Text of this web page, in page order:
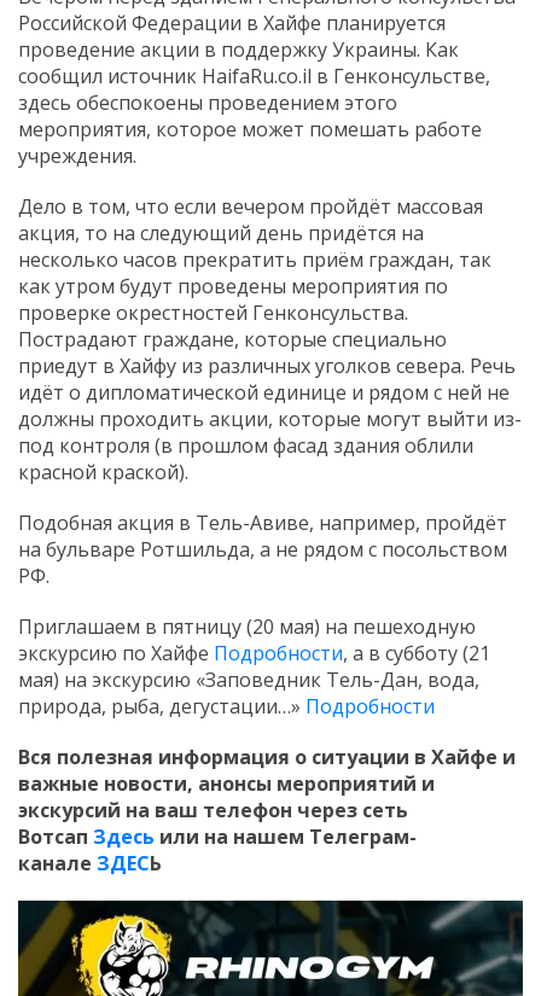
Российской Федерации в Хайфе планируется
проведение акции в поддержку Украины. Как
сообщил источник HaifaRu.co.il в Генконсульстве,
здесь обеспокоены проведением этого
мероприятия, которое может помешать работе
учреждения.
Дело в том, что если вечером пройдёт массовая
акция, то на следующий день придётся на
несколько часов прекратить приём граждан, так
как утром будут проведены мероприятия по
проверке окрестностей Генконсульства.
Пострадают граждане, которые специально
приедут в Хайфу из различных уголков севера. Речь
идёт о дипломатической единице и рядом с ней не
должны проходить акции, которые могут выйти из-
под контроля (в прошлом фасад здания облили
красной краской).
Подобная акция в Тель-Авиве, например, пройдёт
на бульваре Ротшильда, а не рядом с посольством
РФ.
Приглашаем в пятницу (20 мая) на пешеходную
экскурсию по Хайфе Подробности, а в субботу (21
мая) на экскурсию «Заповедник Тель-Дан, вода,
природа, рыба, дегустации…» Подробности
Вся полезная информация о ситуации в Хайфе и
важные новости, анонсы мероприятий и
экскурсий на ваш телефон через сеть
Вотсап Здесь или на нашем Телеграм-
канале ЗДЕСЬ